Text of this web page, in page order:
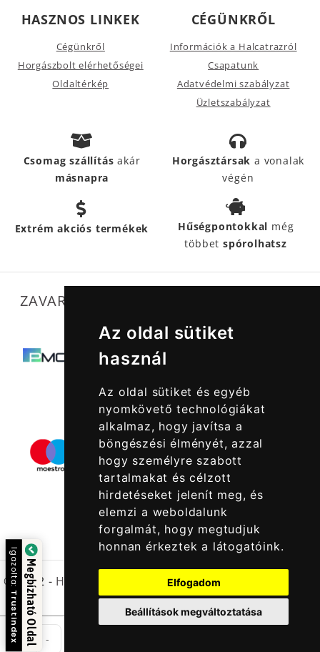
Az oldal sütiket
használ
Az oldal sütiket és egyéb
nyomkövető technológiákat
alkalmaz, hogy javítsa a
böngészési élményét, azzal
hogy személyre szabott
tartalmakat és célzott
hirdetéseket jelenít meg, és
elemzi a weboldalunk
forgalmát, hogy megtudjuk
honnan érkeztek a látogatóink.
Elfogadom
Beállítások megváltoztatása
-
HASZNOS LINKEK
Cégünkről
Horgászbolt elérhetőségei
Oldaltérkép
CÉGÜNKRŐL
Információk a Halcatrazról
Csapatunk
Adatvédelmi szabályzat
Üzletszabályzat
Csomag szállításakár
másnapra
Horgásztársak a vonalak
végén
Extrém akciós termékek Hűségpontokkal még
többetspórolhatsz
ZAVARTALAN MŰKÖDÉSÜNKET SEGÍTIK
© 2022 - Halcatraz Kft.
Megbízható Oldal
Igazolta:
Trustindex